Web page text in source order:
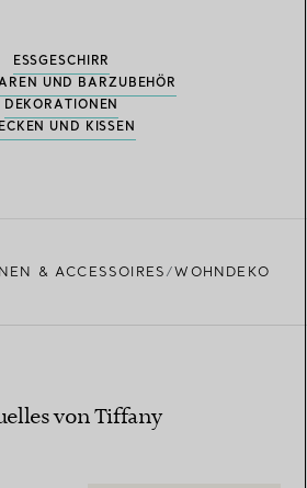
ESSGESCHIRR
UND BARZUBEHÖR
DEKORATIONEN
UND KISSEN
& ACCESSOIRES WOHNDEKO
von Tiffany